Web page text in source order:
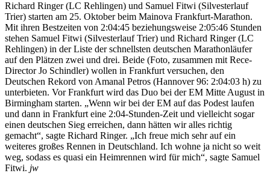
Richard Ringer (LC Rehlingen) und Samuel Fitwi (Silvesterlauf
Trier) starten am 25. Oktober beim Mainova Frankfurt-Marathon.
Mit ihren Bestzeiten von 2:04:45 beziehungsweise 2:05:46 Stunden
stehen Samuel Fitwi (Silvesterlauf Trier) und Richard Ringer (LC
Rehlingen) in der Liste der schnellsten deutschen Marathonläufer
auf den Plätzen zwei und drei. Beide (Foto, zusammen mit Rece-
Director Jo Schindler) wollen in Frankfurt versuchen, den
Deutschen Rekord von Amanal Petros (Hannover 96: 2:04:03 h) zu
unterbieten. Vor Frankfurt wird das Duo bei der EM Mitte August in
Birmingham starten. „Wenn wir bei der EM auf das Podest laufen
und dann in Frankfurt eine 2:04-Stunden-Zeit und vielleicht sogar
einen deutschen Sieg erreichen, dann hätten wir alles richtig
gemacht“, sagte Richard Ringer. „Ich freue mich sehr auf ein
weiteres großes Rennen in Deutschland. Ich wohne ja nicht so weit
weg, sodass es quasi ein Heimrennen wird für mich“, sagte Samuel
Fitwi. jw